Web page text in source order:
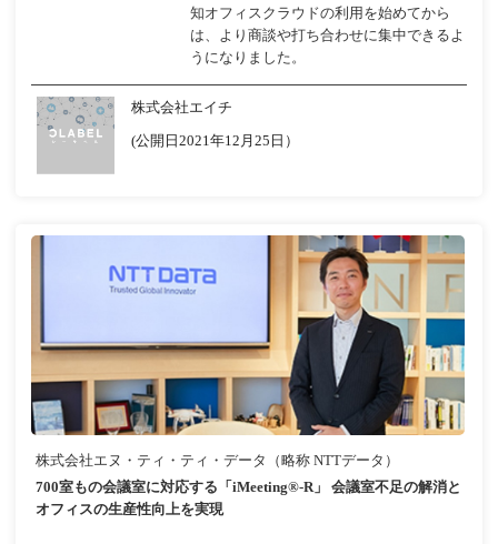
知オフィスクラウドの利用を始めてから
は、より商談や打ち合わせに集中できるよ
うになりました。
株式会社エイチ
(公開日2021年12月25日）
株式会社エヌ・ティ・ティ・データ（略称 NTTデータ）
700室もの会議室に対応する「iMeeting®-R」 会議室不足の解消と
オフィスの生産性向上を実現